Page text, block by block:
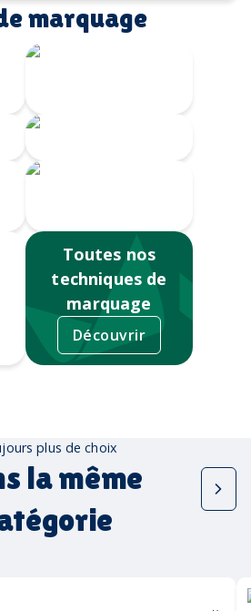
marquage
Toutes nos
techniques de
marquage
Découvrir
plus de choix
la même